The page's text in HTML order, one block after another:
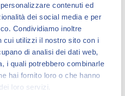
contenuti ed
dei social media e per
Condividiamo inoltre
cui utilizzi il nostro sito con i
di analisi dei dati web,
i quali potrebbero combinarle
hai fornito loro o che hanno
loro servizi.
continuare nel novembre
la pubblicazione del volume
La storia, gli affetti,
saggio dedicato a uno degli
Bonelli.
casa editrice c’è Stefano
1951, valente saggista,